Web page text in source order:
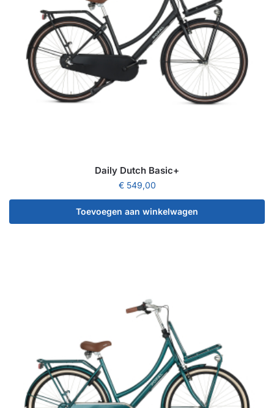
Daily Dutch Basic+
€549,00
Toevoegen aan winkelwagen